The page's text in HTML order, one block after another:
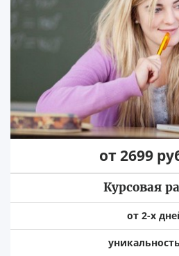
от 2699
Курсовая
от 2-х